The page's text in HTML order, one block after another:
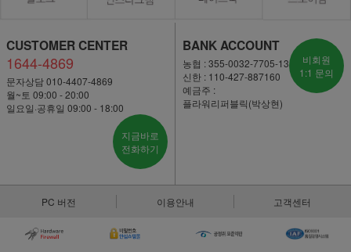
CUSTOMER CENTER
1644-4869
문자상담 010-4407-4869
월~토 09:00 - 20:00
일요일·공휴일 09:00 - 18:00
지금바로
전화하기
BANK ACCOUNT
농협 : 355-0032-7705-13
신한 : 110-427-887160
예금주 :
플라워리퍼블릭(박상현)
비회원
1:1 문의
PC 버전 이용안내 고객센터